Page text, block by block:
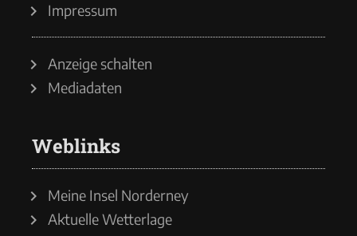
Impressum
Anzeige schalten
Mediadaten
Weblinks
Meine Insel Norderney
Aktuelle Wetterlage